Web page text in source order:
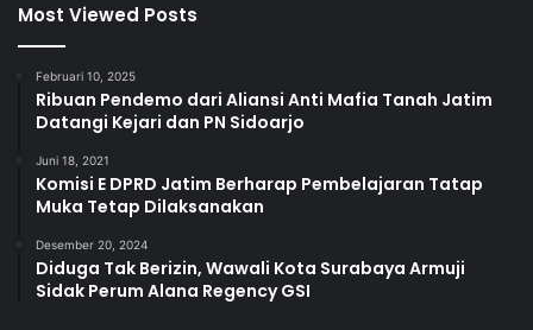
Most Viewed Posts
Februari 10, 2025
Ribuan Pendemo dari Aliansi Anti Mafia Tanah Jatim
Datangi Kejari dan PN Sidoarjo
Juni 18, 2021
Komisi E DPRD Jatim Berharap Pembelajaran Tatap
Muka Tetap Dilaksanakan
Desember 20, 2024
Diduga Tak Berizin, Wawali Kota Surabaya Armuji
Sidak Perum Alana Regency GSI